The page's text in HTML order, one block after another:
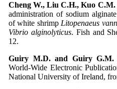
Cheng W., Liu C.H., Kuo C.M.
administration of sodium
of white shrimp Litopenaeus
Vibrio alginolyticus. Fish and
12.
Guiry M.D. and Guiry G.M.
World-Wide Electronic
National University of Ireland,